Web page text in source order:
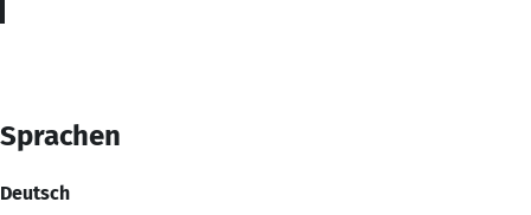
Sprachen
Deutsch